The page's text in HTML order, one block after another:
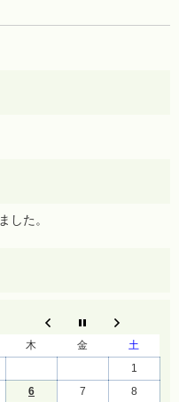
した。
木 金
土
1
6 7
8